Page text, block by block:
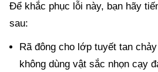
Để khắc phục lỗi này, bạn hãy
sau:
Rã đông cho lớp tuyết tan
không dùng vật sắc nhọn cạy